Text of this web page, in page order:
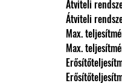
Átviteli
Átviteli
Max.
Max.